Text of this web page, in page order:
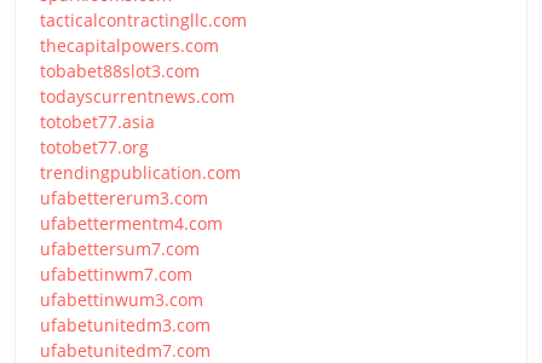
tacticalcontractingllc.com
thecapitalpowers.com
tobabet88slot3.com
todayscurrentnews.com
totobet77.asia
totobet77.org
trendingpublication.com
ufabettererum3.com
ufabettermentm4.com
ufabettersum7.com
ufabettinwm7.com
ufabettinwum3.com
ufabetunitedm3.com
ufabetunitedm7.com